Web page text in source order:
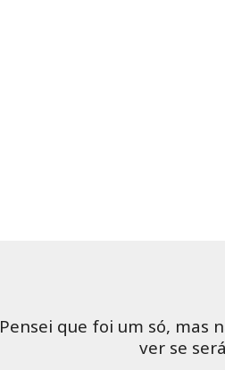
Pensei que foi um só, mas
ver se